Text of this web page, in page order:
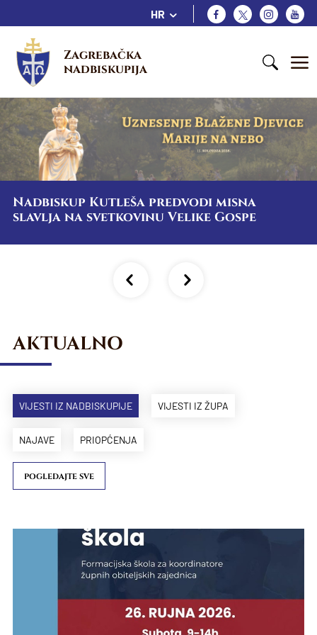
HR
Zagrebačka
nadbiskupija
Nadbiskup Kutleša predvodi misna
slavlja na svetkovinu Velike Gospe
AKTUALNO
VIJESTI IZ NADBISKUPIJE VIJESTI IZ ŽUPA
NAJAVE PRIOPĆENJA
POGLEDAJTE SVE